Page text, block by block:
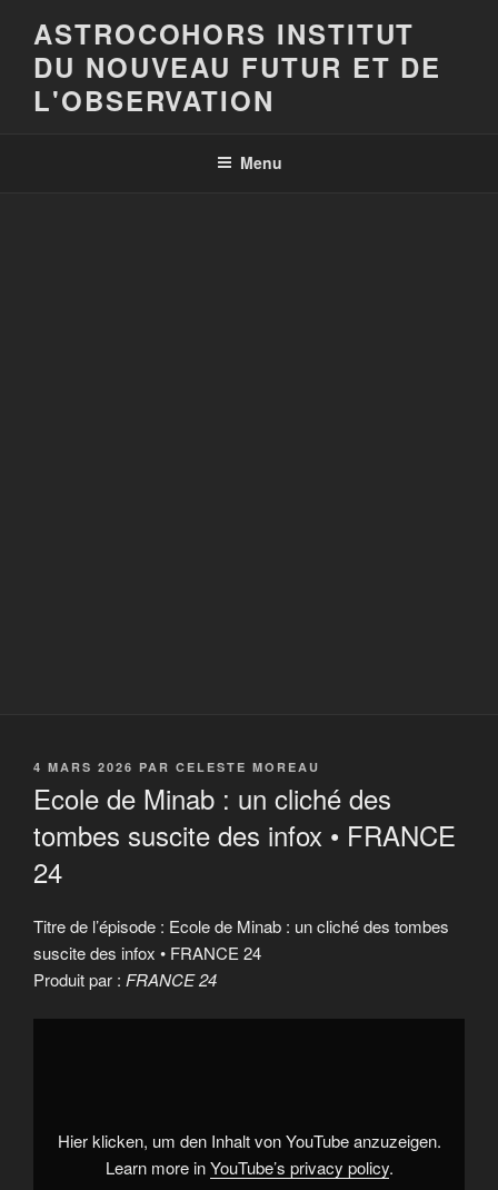
contenu
principal
ASTROCOHORS INSTITUT
DU NOUVEAU FUTUR ET DE
L'OBSERVATION
Menu
PUBLIÉ
4 MARS 2026 PAR CELESTE MOREAU
Ecole de Minab : un cliché des
tombes suscite des infox • FRANCE
24
Titre de l’épisode : Ecole de Minab : un cliché des tombes
suscite des infox • FRANCE 24
Produit par : FRANCE 24
Display
des
tombes
Hier klicken, um den Inhalt von YouTube anzuzeigen.
Learn more inYouTube’s privacy policy.